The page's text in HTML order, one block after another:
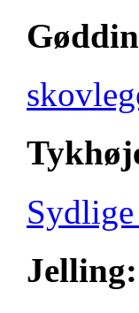
Jelling: